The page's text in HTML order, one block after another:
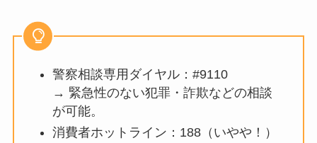
警察相談専用ダイヤル：#9110
→ 緊急性のない犯罪・詐欺などの相談
が可能。
消費者ホットライン：188（いやや！）